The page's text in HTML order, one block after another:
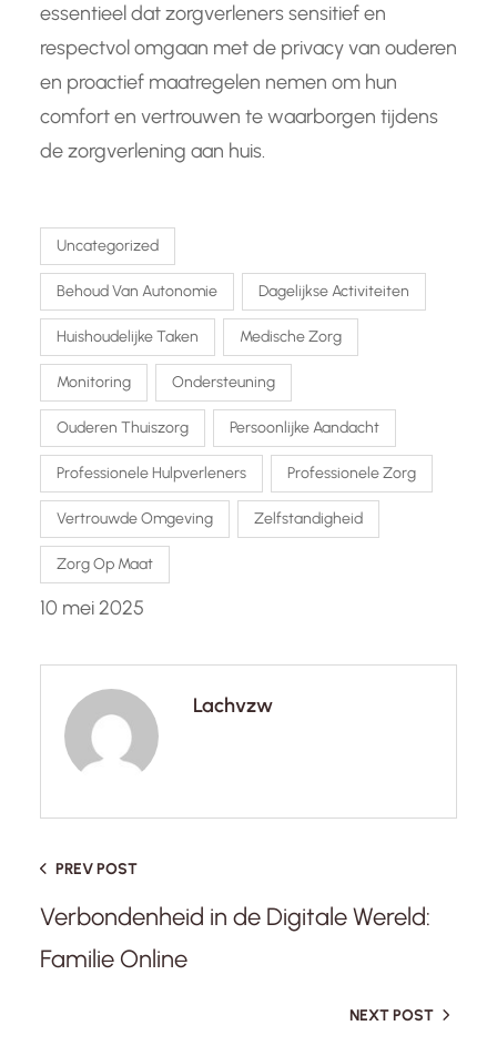
essentieel dat zorgverleners sensitief en
respectvol omgaan met de privacy van ouderen
en proactief maatregelen nemen om hun
comfort en vertrouwen te waarborgen tijdens
de zorgverlening aan huis.
Uncategorized
Behoud Van Autonomie Dagelijkse Activiteiten
Huishoudelijke Taken Medische Zorg
Monitoring Ondersteuning
Ouderen Thuiszorg Persoonlijke Aandacht
Professionele Hulpverleners Professionele Zorg
Vertrouwde Omgeving Zelfstandigheid
Zorg Op Maat
10 mei 2025
Lachvzw
PREV POST
Verbondenheid in de Digitale Wereld:
Familie Online
NEXT POST